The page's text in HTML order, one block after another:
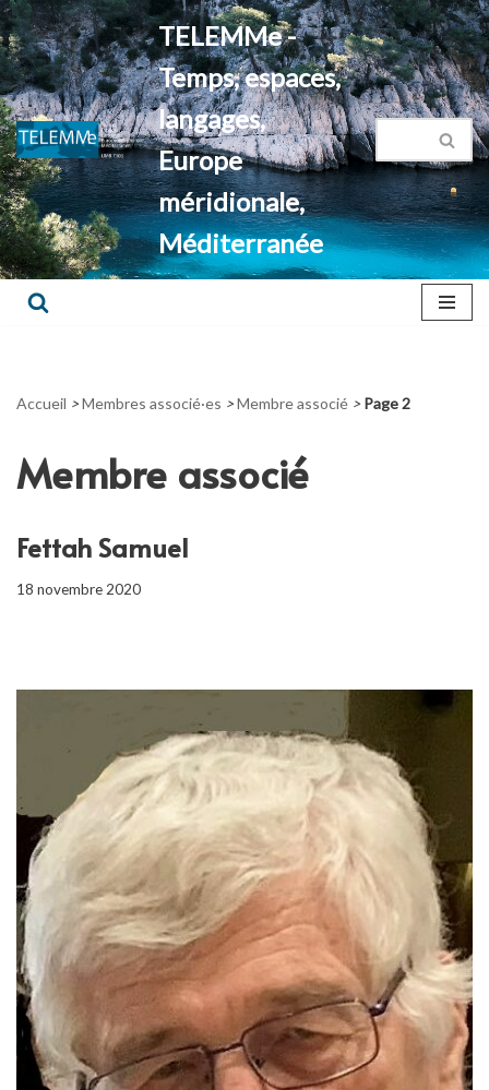
Aller
au
contenu
TELEMMe -
Temps, espaces,
langages,
Europe
méridionale,
Méditerranée
Accueil >Membres associé·es >Membre associé > Page 2
Membre associé
Fettah Samuel
18 novembre 2020